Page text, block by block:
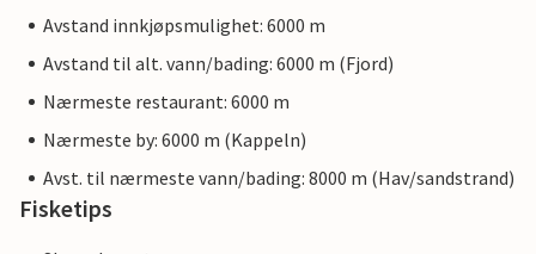
Avstand innkjøpsmulighet: 6000 m
Avstand til alt. vann/bading: 6000 m (Fjord)
Nærmeste restaurant: 6000 m
Nærmeste by: 6000 m (Kappeln)
Avst. til nærmeste vann/bading: 8000 m (Hav/sandstrand)
Fisketips